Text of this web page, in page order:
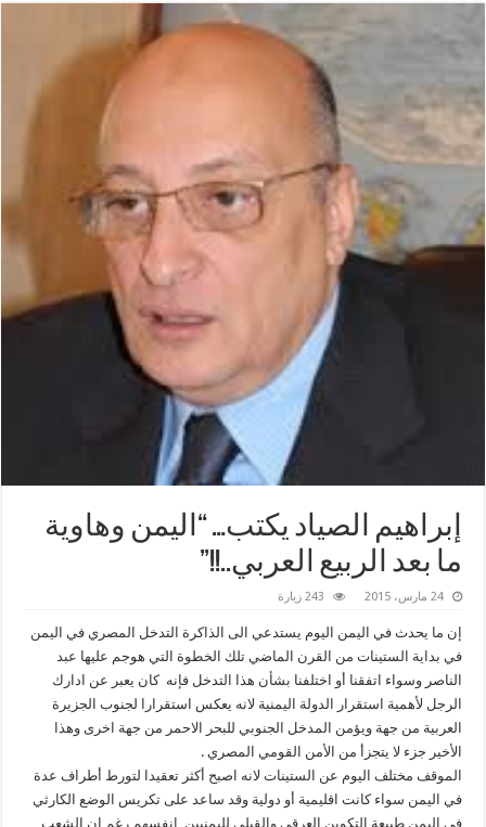
إبراهيم الصياد يكتب… “اليمن وهاوية
ما بعد الربيع العربي..!!”
24 مارس، 2015 243 زيارة
إن ما يحدث في اليمن اليوم يستدعي الى الذاكرة التدخل المصري في اليمن
في بداية الستينات من القرن الماضي تلك الخطوة التي هوجم عليها عبد
الناصر وسواء اتفقنا أو اختلفنا بشأن هذا التدخل فإنه كان يعبر عن ادارك
الرجل لأهمية استقرار الدولة اليمنية لانه يعكس استقرارا لجنوب الجزيرة
العربية من جهة ويؤمن المدخل الجنوبي للبحر الاحمر من جهة اخرى وهذا
الأخير جزء لا يتجزأ من الأمن القومي المصري .
الموقف مختلف اليوم عن الستينات لانه اصبح أكثر تعقيدا لتورط أطراف عدة
في اليمن سواء كانت اقليمية أو دولية وقد ساعد على تكريس الوضع الكارثي
في اليمن طبيعة التكوين العرقي والقبلي لليمنيين انفسهم رغم ان الشعب